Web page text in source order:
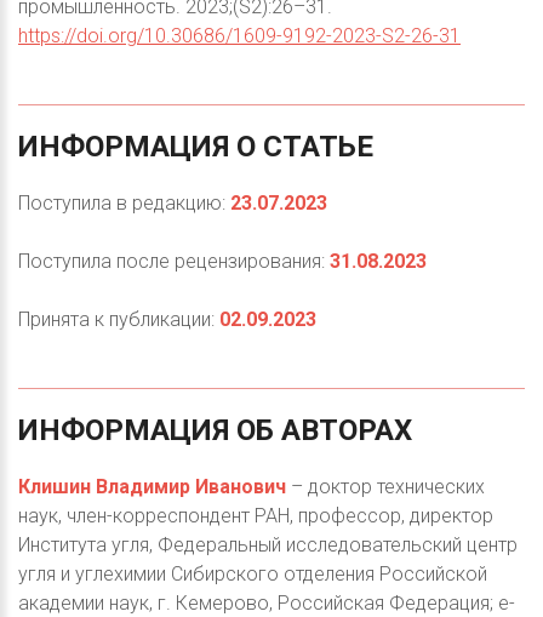
промышленность. 2023;(S2):26–31.
https://doi.org/10.30686/1609-9192-2023-S2-26-31
ИНФОРМАЦИЯ О СТАТЬЕ
Поступила в редакцию: 23.07.2023
Поступила после рецензирования: 31.08.2023
Принята к публикации: 02.09.2023
ИНФОРМАЦИЯ ОБ АВТОРАХ
Клишин Владимир Иванович – доктор технических
наук, член-корреспондент РАН, профессор, директор
Института угля, Федеральный исследовательский центр
угля и углехимии Сибирского отделения Российской
академии наук, г. Кемерово, Российская Федерация; e-